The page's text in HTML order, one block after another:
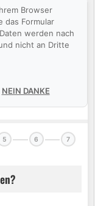
Browser
das Formular
werden nach
nicht an Dritte
NEIN DANKE
5 6 7